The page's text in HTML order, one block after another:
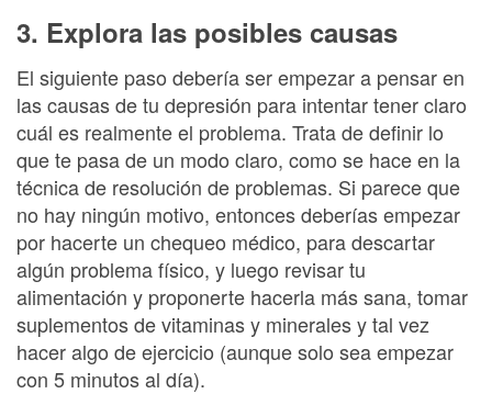
3. Explora las posibles causas
El siguiente paso debería ser empezar a pensar en
las causas de tu depresión para intentar tener claro
cuál es realmente el problema. Trata de definir lo
que te pasa de un modo claro, como se hace en la
técnica de resolución de problemas. Si parece que
no hay ningún motivo, entonces deberías empezar
por hacerte un chequeo médico, para descartar
algún problema físico, y luego revisar tu
alimentación y proponerte hacerla más sana, tomar
suplementos de vitaminas y minerales y tal vez
hacer algo de ejercicio (aunque solo sea empezar
con 5 minutos al día).